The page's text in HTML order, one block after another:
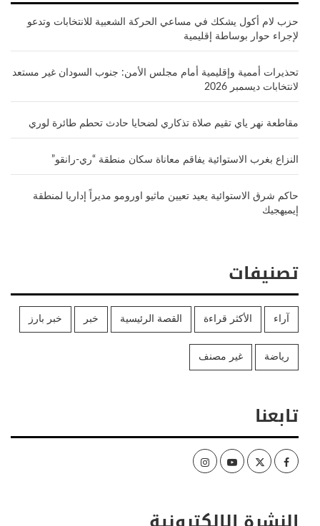
حزب لام أكول يشكك في مساعي الحركة الشعبية للانتخابات وتدعو
لإجراء حوار بوساطة إقليمية
تحذيرات أممية وإقليمية أمام مجلس الأمن: جنوب السودان غير مستعد
لانتخابات ديسمبر 2026
مقاطعة نهر ياي تقيم صلاة تذكاري لضحايا حادث تحطم طائرة لوري
النزاع بغرب الاستوائية يفاقم معاناة سكان منطقة “ري-رانقو”
حاكم شرق الاستوائية يعيد تعيين ماثيو اورومو مديراً إداريا لمنطقة
إيميهجيك
تصنيفات
آراء الأكثر قراءة القصة الرئيسية خبر خبر بارز
رياضة غير مصنف
تابعنا
Facebook
Twitter
Youtube
Instagram